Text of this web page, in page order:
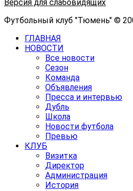
Версия для слабовидящих
Футбольный клуб "Тюмень" ©
ГЛАВНАЯ
НОВОСТИ
Все новости
Сезон
Команда
Объявления
Пресса и интервью
Дубль
Школа
Новости футбола
Превью
КЛУБ
Визитка
Директор
Администрация
История